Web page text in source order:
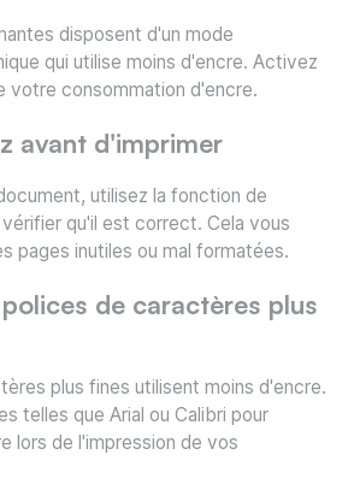
disposent d'un mode
qui utilise moins d'encre. Activez
votre consommation d'encre.
avant d'imprimer
utilisez la fonction de
qu'il est correct. Cela vous
pages inutiles ou mal formatées.
de caractères plus
plus fines utilisent moins d'encre.
telles que Arial ou Calibri pour
lors de l'impression de vos